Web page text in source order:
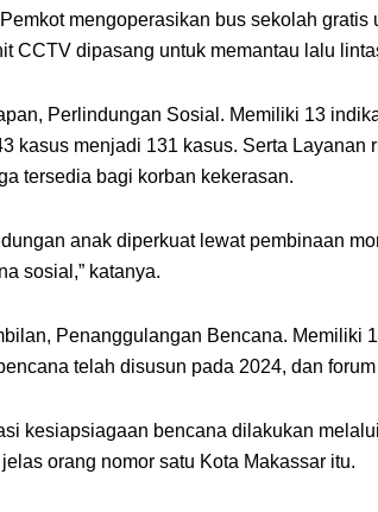
mengoperasikan bus sekolah
CCTV dipasang untuk memantau lalu
Perlindungan Sosial. Memiliki 13
kasus menjadi 131 kasus. Serta Layanan
tersedia bagi korban kekerasan.
anak diperkuat lewat pembinaan
sosial,” katanya.
Penanggulangan Bencana. Memiliki
telah disusun pada 2024, dan
kesiapsiagaan bencana dilakukan
jelas orang nomor satu Kota Makassar itu.